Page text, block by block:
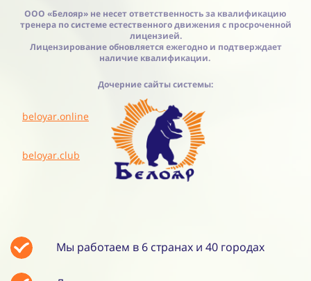
ООО «Белояр» не несет ответственность за квалификацию
тренера по системе естественного движения с просроченной
лицензией.
Лицензирование обновляется ежегодно и подтверждает
наличие квалификации.
Дочерние сайты системы:
beloyar.online
beloyar.club
Мы работаем в 6 странах и 40 городах